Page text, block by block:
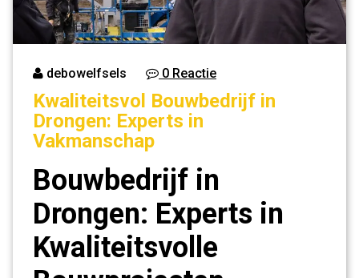
debowelfsels 0 Reactie
Kwaliteitsvol Bouwbedrijf in
Drongen: Experts in
Vakmanschap
Bouwbedrijf in
Drongen: Experts in
Kwaliteitsvolle